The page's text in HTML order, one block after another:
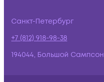
Санкт-Петербург
+7 (812) 918-98-38
194044, Большой